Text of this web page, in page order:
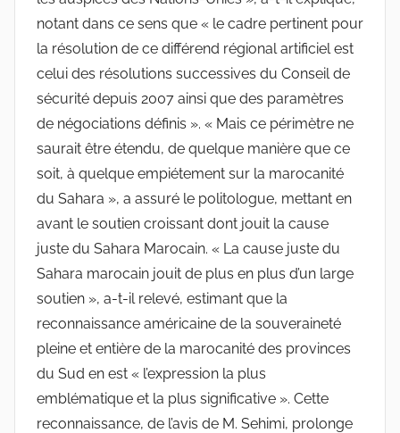
notant dans ce sens que « le cadre pertinent pour
la résolution de ce différend régional artificiel est
celui des résolutions successives du Conseil de
sécurité depuis 2007 ainsi que des paramètres
de négociations définis ». « Mais ce périmètre ne
saurait être étendu, de quelque manière que ce
soit, à quelque empiétement sur la marocanité
du Sahara », a assuré le politologue, mettant en
avant le soutien croissant dont jouit la cause
juste du Sahara Marocain. « La cause juste du
Sahara marocain jouit de plus en plus d’un large
soutien », a-t-il relevé, estimant que la
reconnaissance américaine de la souveraineté
pleine et entière de la marocanité des provinces
du Sud en est « l’expression la plus
emblématique et la plus significative ». Cette
reconnaissance, de l’avis de M. Sehimi, prolonge